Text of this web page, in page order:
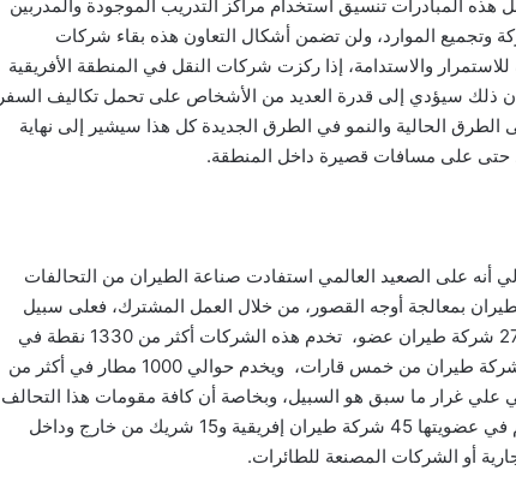
هذه المبادرات تنسيق استخدام مراكز التدريب الموجودة والمدربين
وتجميع الموارد، ولن تضمن أشكال التعاون هذه بقاء شركات
والاستدامة، إذا ركزت شركات النقل في المنطقة الأفريقية
ذلك سيؤدي إلى قدرة العديد من الأشخاص على تحمل تكاليف السفر
الطرق الحالية والنمو في الطرق الجديدة كل هذا سيشير إلى نهاية
حتى على مسافات قصيرة داخل المنطقة.
أنه على الصعيد العالمي استفادت صناعة الطيران من التحالفات
بمعالجة أوجه القصور، من خلال العمل المشترك، فعلى سبيل
المثال يتكون تحالف ستار إيرلاينز العالمي من 27 شركة طيران عضو، تخدم هذه الشركات أكثر من 1330 نقطة في
193 دولة، بينما يجمع تحالف “سكاري تيم” 19 شركة طيران من خمس قارات، ويخدم حوالي 1000 مطار في أكثر من
علي غرار ما سبق هو السبيل، وبخاصة أن كافة مقومات هذا التحالف
متوفرة، فرابطة الخطوط الجوية الافريقية، تضم في عضويتها 45 شركة طيران إفريقية و15 شريك من خارج وداخل
أو الشركات المصنعة للطائرات.